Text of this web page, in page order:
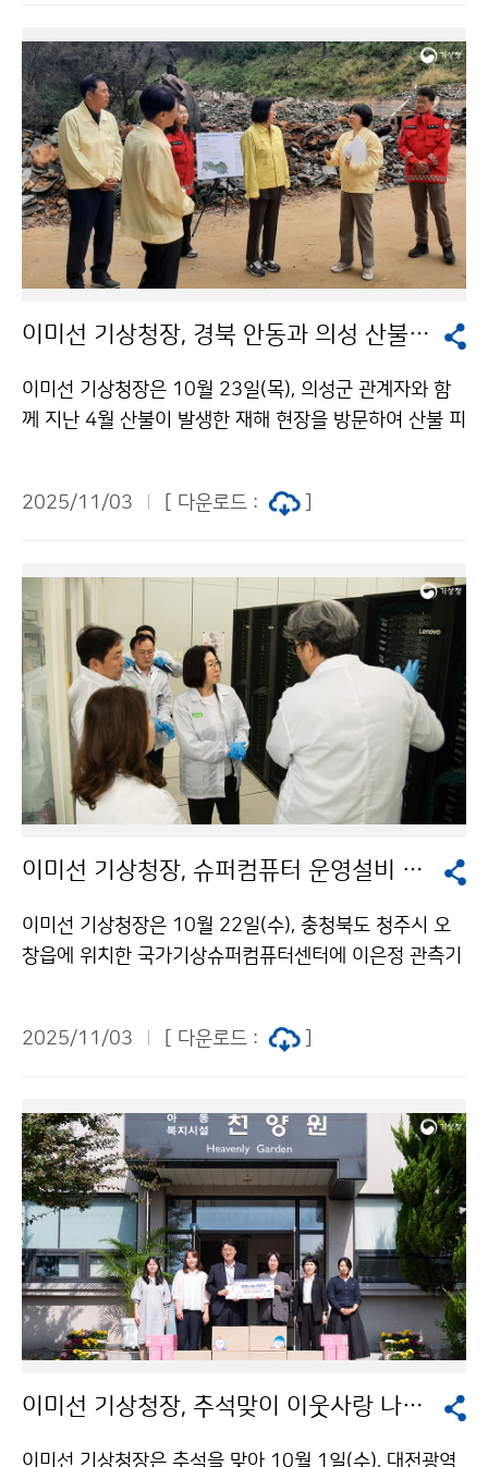
이미선 기상청장, 경북 안동과 의성 산불 재해 현장 방문
이미선 기상청장은 10월 23일(목), 의성군 관계자와 함
께 지난 4월 산불이 발생한 재해 현장을 방문하여 산불 피
상을 실시간으로 관측하고 있는 안동기상대 현장을 방문
생산을 위한 관측 환경을 점검하였다.
2025/11/03 [ 다운로드 :
이미선 기상청장, 슈퍼컴퓨터 운영설비 안전성 현장 점검
이미선 기상청장은 10월 22일(수), 충청북도 청주시 오
창읍에 위치한 국가기상슈퍼컴퓨터센터에 이은정 관측기
2025/11/03
[ 다운로드 :
이미선 기상청장, 추석맞이 이웃사랑 나눔 실천
이미선 기상청장은 추석을 맞아 10월 1일(수), 대전광역